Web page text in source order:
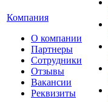
Компания
О компании
Партнеры
Сотрудники
Отзывы
Вакансии
Реквизиты